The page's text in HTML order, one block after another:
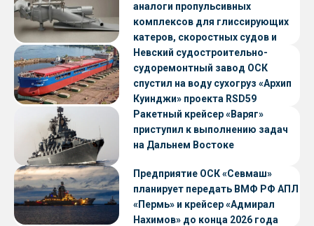
аналоги пропульсивных
комплексов для глиссирующих
катеров, скоростных судов и
судов с малой осадкой
Невский судостроительно-
судоремонтный завод ОСК
спустил на воду сухогруз «Архип
Куинджи» проекта RSD59
Ракетный крейсер «Варяг»
приступил к выполнению задач
на Дальнем Востоке
Предприятие ОСК «Севмаш»
планирует передать ВМФ РФ АПЛ
«Пермь» и крейсер «Адмирал
Нахимов» до конца 2026 года